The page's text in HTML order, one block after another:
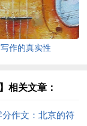
作的真实性
相关文章：
作文：北京的符